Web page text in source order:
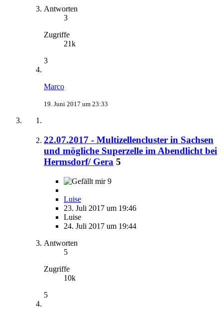
Antworten
3
Zugriffe
21k
3
Marco
19. Juni 2017 um 23:33
22.07.2017 - Multizellencluster in Sachsen
und mögliche Superzelle im Abendlicht bei
Hermsdorf/ Gera 5
9
Luise
23. Juli 2017 um 19:46
Luise
24. Juli 2017 um 19:44
Antworten
5
Zugriffe
10k
5